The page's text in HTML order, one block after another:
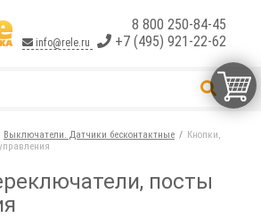
8 800 250-84-45
info@rele.ru +7 (495) 921-22-62
Выключатели. Датчики бесконтактные
Кнопки,
посты